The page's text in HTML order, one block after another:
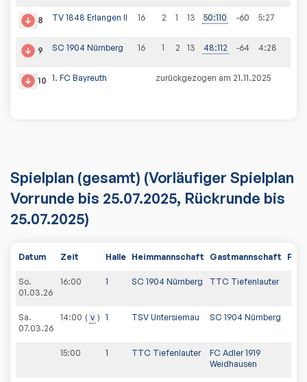
8 TV 1848 Erlangen II 16 2 1 13 50:110 -60 5:27
9 SC 1904 Nürnberg 16 1 2 13 48:112 -64 4:28
10 1. FC Bayreuth zurückgezogen am 21.11.2025
Spielplan (gesamt) (Vorläufiger Spielplan
Vorrunde bis 25.07.2025, Rückrunde bis
25.07.2025)
Datum Zeit Halle Heimmannschaft Gastmannschaft PDF
So.
01.03.26
16:00 1 SC 1904 Nürnberg TTC Tiefenlauter
Sa.
07.03.26
14:00 v 1 TSV Untersiemau SC 1904 Nürnberg
15:00 1 TTC Tiefenlauter
FC Adler 1919
Weidhausen